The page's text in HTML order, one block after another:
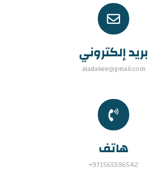
بريد إلكتروني
aladakee@gmail.com
هاتف
971565596542+